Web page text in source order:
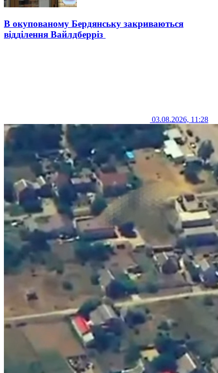
В окупованому Бердянську закриваються
відділення Вайлдберріз
03.08.2026, 11:28